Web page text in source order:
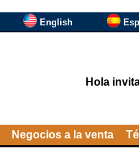
English
Hola
Negocios a la venta